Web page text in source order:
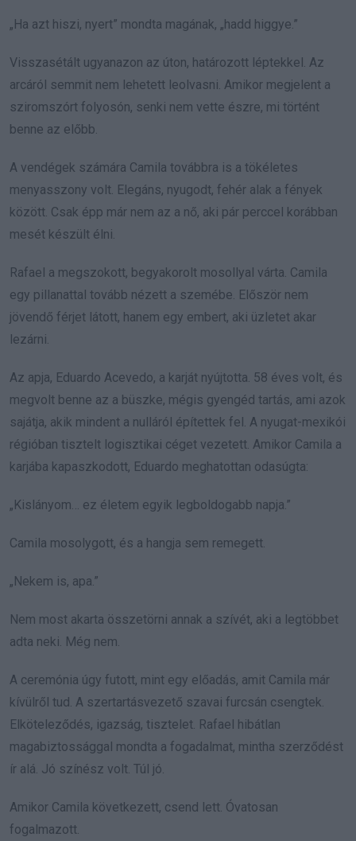
„Ha azt hiszi, nyert” mondta magának, „hadd higgye.”
Visszasétált ugyanazon az úton, határozott léptekkel. Az
arcáról semmit nem lehetett leolvasni. Amikor megjelent a
sziromszórt folyosón, senki nem vette észre, mi történt
benne az előbb.
A vendégek számára Camila továbbra is a tökéletes
menyasszony volt. Elegáns, nyugodt, fehér alak a fények
között. Csak épp már nem az a nő, aki pár perccel korábban
mesét készült élni.
Rafael a megszokott, begyakorolt mosollyal várta. Camila
egy pillanattal tovább nézett a szemébe. Először nem
jövendő férjet látott, hanem egy embert, aki üzletet akar
lezárni.
Az apja, Eduardo Acevedo, a karját nyújtotta. 58 éves volt, és
megvolt benne az a büszke, mégis gyengéd tartás, ami azok
sajátja, akik mindent a nulláról építettek fel. A nyugat-mexikói
régióban tisztelt logisztikai céget vezetett. Amikor Camila a
karjába kapaszkodott, Eduardo meghatottan odasúgta:
„Kislányom… ez életem egyik legboldogabb napja.”
Camila mosolygott, és a hangja sem remegett.
„Nekem is, apa.”
Nem most akarta összetörni annak a szívét, aki a legtöbbet
adta neki. Még nem.
A ceremónia úgy futott, mint egy előadás, amit Camila már
kívülről tud. A szertartásvezető szavai furcsán csengtek.
Elköteleződés, igazság, tisztelet. Rafael hibátlan
magabiztossággal mondta a fogadalmat, mintha szerződést
ír alá. Jó színész volt. Túl jó.
Amikor Camila következett, csend lett. Óvatosan
fogalmazott.